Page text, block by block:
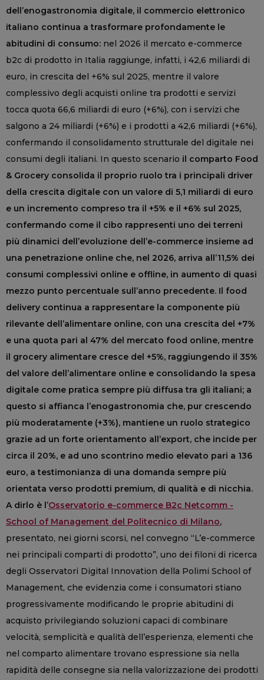
dell’enogastronomia digitale, il commercio elettronico
italiano continua a trasformare profondamente le
abitudini di consumo: nel 2026 il mercato e-commerce
b2c di prodotto in Italia raggiunge, infatti, i 42,6 miliardi di
euro, in crescita del +6% sul 2025, mentre il valore
complessivo degli acquisti online tra prodotti e servizi
tocca quota 66,6 miliardi di euro (+6%), con i servizi che
salgono a 24 miliardi (+6%) e i prodotti a 42,6 miliardi (+6%),
confermando il consolidamento strutturale del digitale nei
consumi degli italiani. In questo scenario il comparto Food
& Grocery consolida il proprio ruolo tra i principali driver
della crescita digitale con un valore di 5,1 miliardi di euro
e un incremento compreso tra il +5% e il +6% sul 2025,
confermando come il cibo rappresenti uno dei terreni
più dinamici dell’evoluzione dell’e-commerce insieme ad
una penetrazione online che, nel 2026, arriva all’11,5% dei
consumi complessivi online e offline, in aumento di quasi
mezzo punto percentuale sull’anno precedente. Il food
delivery continua a rappresentare la componente più
rilevante dell’alimentare online, con una crescita del +7%
e una quota pari al 47% del mercato food online, mentre
il grocery alimentare cresce del +5%, raggiungendo il 35%
del valore dell’alimentare online e consolidando la spesa
digitale come pratica sempre più diffusa tra gli italiani; a
questo si affianca l’enogastronomia che, pur crescendo
più moderatamente (+3%), mantiene un ruolo strategico
grazie ad un forte orientamento all’export, che incide per
circa il 20%, e ad uno scontrino medio elevato pari a 136
euro, a testimonianza di una domanda sempre più
orientata verso prodotti premium, di qualità e di nicchia.
A dirlo è l’Osservatorio e-commerce B2c Netcomm -
School of Management del Politecnico di Milano,
presentato, nei giorni scorsi, nel convegno “L’e-commerce
nei principali comparti di prodotto”, uno dei filoni di ricerca
degli Osservatori Digital Innovation della Polimi School of
Management, che evidenzia come i consumatori stiano
progressivamente modificando le proprie abitudini di
acquisto privilegiando soluzioni capaci di combinare
velocità, semplicità e qualità dell’esperienza, elementi che
nel comparto alimentare trovano espressione sia nella
rapidità delle consegne sia nella valorizzazione dei prodotti